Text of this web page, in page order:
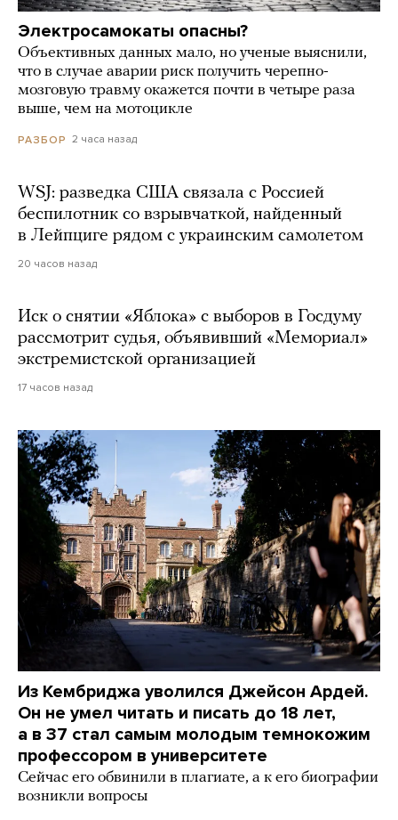
Электросамокаты опасны?
Объективных данных мало, но ученые выяснили,
что в случае аварии риск получить черепно-
мозговую травму окажется почти в четыре раза
выше, чем на мотоцикле
РАЗБОР 2 часа назад
WSJ: разведка США связала с Россией
беспилотник со взрывчаткой, найденный
в Лейпциге рядом с украинским самолетом
20 часов назад
Иск о снятии «Яблока» с выборов в Госдуму
рассмотрит судья, объявивший «Мемориал»
экстремистской организацией
17 часов назад
Из Кембриджа уволился Джейсон Ардей.
Он не умел читать и писать до 18 лет,
а в 37 стал самым молодым темнокожим
профессором в университете
Сейчас его обвинили в плагиате, а к его биографии
возникли вопросы